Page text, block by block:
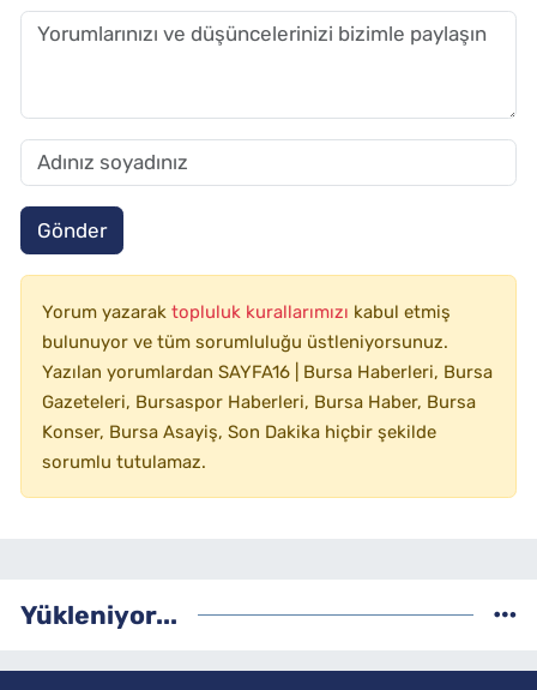
Gönder
Yorum yazarak topluluk kurallarımızı kabul etmiş
bulunuyor ve tüm sorumluluğu üstleniyorsunuz.
Yazılan yorumlardan SAYFA16 | Bursa Haberleri, Bursa
Gazeteleri, Bursaspor Haberleri, Bursa Haber, Bursa
Konser, Bursa Asayiş, Son Dakika hiçbir şekilde
sorumlu tutulamaz.
Yükleniyor...